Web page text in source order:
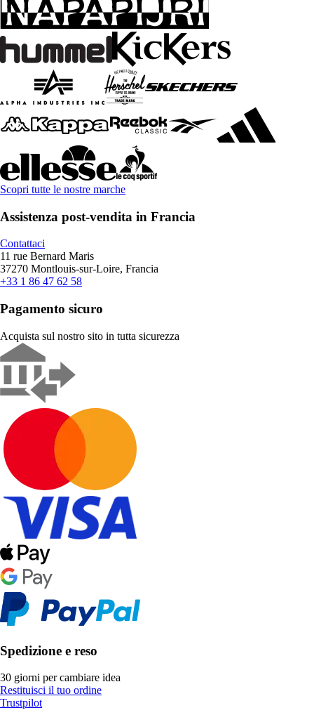
Scopri tutte le nostre marche
Assistenza post-vendita in Francia
Contattaci
11 rue Bernard Maris
37270 Montlouis-sur-Loire, Francia
+33 1 86 47 62 58
Pagamento sicuro
Acquista sul nostro sito in tutta sicurezza
Spedizione e reso
30 giorni per cambiare idea
Restituisci il tuo ordine
Trustpilot